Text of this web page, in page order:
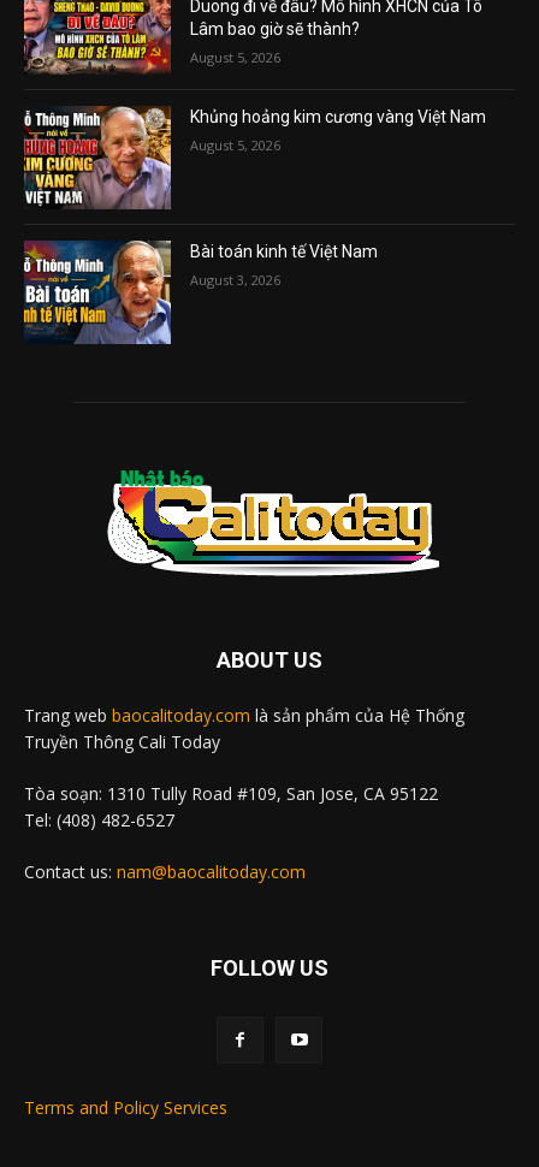
Duong đi về đâu? Mô hình XHCN của Tô
Lâm bao giờ sẽ thành?
August 5, 2026
Khủng hoảng kim cương vàng Việt Nam
August 5, 2026
Bài toán kinh tế Việt Nam
August 3, 2026
ABOUT US
Trang web baocalitoday.com là sản phẩm của Hệ Thống
Truyền Thông Cali Today
Tòa soạn: 1310 Tully Road #109, San Jose, CA 95122
Tel: (408) 482-6527
Contact us: nam@baocalitoday.com
FOLLOW US
Terms and Policy Services